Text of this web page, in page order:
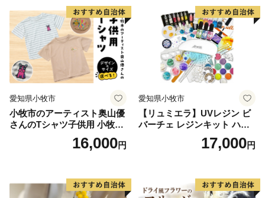
・返礼品の写真はイメージです。
【寄附証明書の送付時期について】
寄附証明書は返礼品と別でお送りいたします。
入金確認後、2週間程度で発送いたします。
【ワンストップ特例申請書の送付時期について】
ワンストップ特例申請書（寄附金税額控除に係る申告特
例申請書）を「希望する」を選択された方に、寄附金受
[ワンストップ特例申請書送付先]
愛知県小牧市
小牧市のアーティスト奥山優
さんのTシャツ子供用 小牧市
16,000円
愛知県小牧市
【リュミエラ】UVレジン ビ
バーチェ レジンキット ハン
ドメイド レジンクラフト ア
クセサリーキット 手作り セ
17,000円